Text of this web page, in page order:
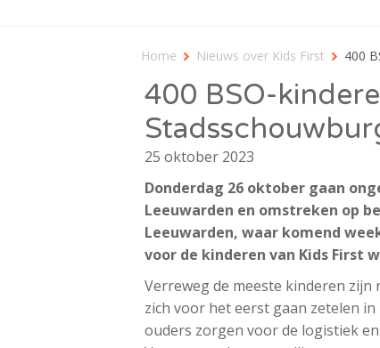
Home Nieuws over Kids First 400
400 BSO-
25 oktober 2023
Donderdag 26 oktober gaan
Leeuwarden en omstreken op
Leeuwarden, waar komend
voor de kinderen van Kids First
Verreweg de meeste kinderen
zich voor het eerst gaan zetelen
ouders zorgen voor de logistiek